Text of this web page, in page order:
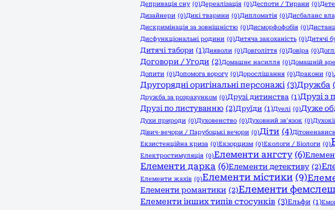
Депривація сну (0)Дереалізація (0)Деспоти / Тирани (0)
Дизайнери (0)Дикі тварини (0)Дипломатія (0)Дисбаланс
Дискримінація за зовнішністю (0)Дисморфофобія (0)
Дисфункціональні родини (0)Дитяча закоханість (0)Дитячі
Дитячі табори (1)Дияволи (0)Довголіття (0)Довіра (0)
Договори / Угоди (2)Домашнє насилля (0)Домашній
Допити (0)Допомога ворогу (0)Дорослішання (0)Дракони (0)
Другорядні оригінальні персонажі (3)Дружба
Дружба за розрахунком (0)Друзі дитинства (1)Друзі з
Друзі по листуванню (2)Друїди (1)Дуелі (0)Дуже
Духи природи (0)Духовенство (0)Духовний зв'язок (0)
Дівич-вечори / Парубоцькі вечори (0)Діти (4)
Екзистенційна криза (0)Екзорцизм (0)Екологи / Біологи (0)
Електростимуляція (0)Елементи ангсту (6)
Елементи дарка (6)Елементи детективу (2)
Елементи жахів (0)Елементи містики (9)
Елементи романтики (2)Елементи
Елементи інших типів стосунків (3)Ельфи (1)